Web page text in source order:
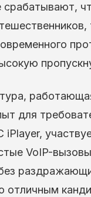
срабатывают,
для
VoIP-
отличным